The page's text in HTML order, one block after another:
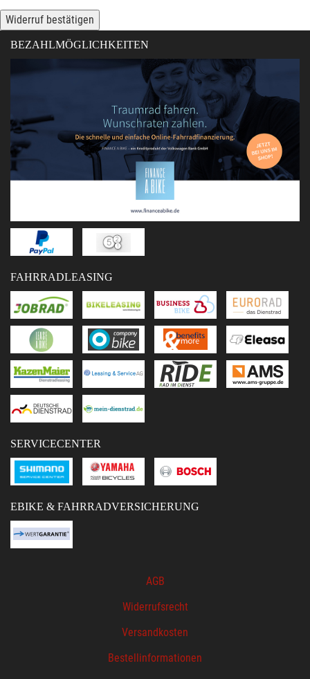
Widerruf bestätigen
BEZAHLMÖGLICHKEITEN
FAHRRADLEASING
SERVICECENTER
EBIKE & FAHRRADVERSICHERUNG
AGB
Widerrufsrecht
Versandkosten
Bestellinformationen